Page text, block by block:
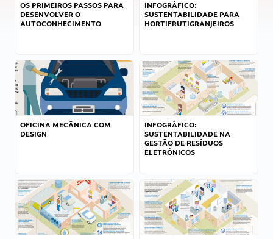
OS PRIMEIROS PASSOS PARA
DESENVOLVER O
AUTOCONHECIMENTO
INFOGRÁFICO:
SUSTENTABILIDADE PARA
HORTIFRUTIGRANJEIROS
OFICINA MECÂNICA COM
DESIGN
INFOGRÁFICO:
SUSTENTABILIDADE NA
GESTÃO DE RESÍDUOS
ELETRÔNICOS